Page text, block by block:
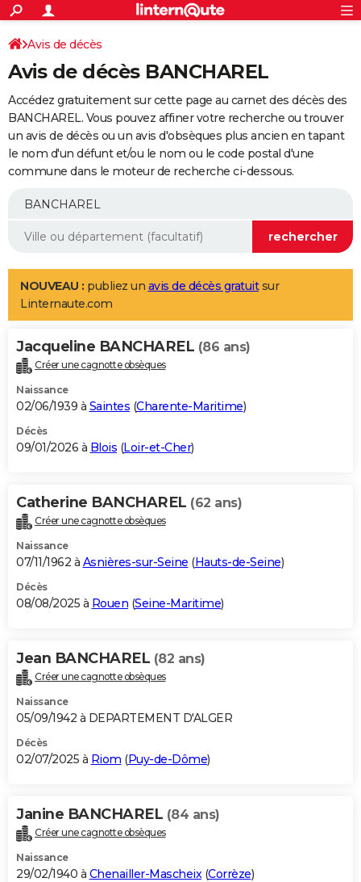
ACTUALITÉS
Politique
Société
Faits Divers
Education
Monde
Villes
+
SPORT
Coupe du monde 2026
Football
Tennis
Cyclisme
Rugby
Forum
Programme TV
TNT
Streaming
Cinéma
Sorties cinéma
Musique
+
FINANCE
Impôts
Immobilier
Risques naturels par ville
Banque
Assurance
Crédit
AUTO
Essais
Réserver un essai
Citadines
Berlines
SUV
Forum auto
+
Mobiles
Meilleur smartphone
Internet
Ordinateurs
Jeux vidéo
Guide high-tech
Aménagement intérieur
LIFESTYLE
Art de vivre
Bien-être
Loisirs
Mode
Modes de vie
Alimentation
Guide de la santé
Maladies
Médicaments
Sommeil
VOYAGE
Destinations
City break
Voyage nature
Voyage de noces
Forum
Climat
+PHOTO
GUIDES D'ACHAT
BONS PLANS
Carte de Noël
Carte Bonne année
Carte Saint-Valentin
Carte Pâques
Carte d'anniversaire
DICTIONNAIRE
Dictionnaire
Biographies
Citations
Expressions
Proverbes
PROGRAMME TV
S'inscrire
Se connecter
Lycées
Collèges
Primaires
Universités
Entreprises
Service militaire
Avis de recherche
AVIS DE DÉCÈS
Bricolage
Lifestyle
Culture
Sport
Auto
Television
Voyage
Cinema
Avis de décès
Avis de décès BANCHAREL
Accédez gratuitement sur cette page au carnet des décès des
BANCHAREL. Vous pouvez affiner votre recherche ou trouver
un avis de décès ou un avis d'obsèques plus ancien en tapant
le nom d'un défunt et/ou le nom ou le code postal d'une
commune dans le moteur de recherche ci-dessous.
NOUVEAU : publiez un avis de décès gratuitsur
Linternaute.com
Jacqueline BANCHAREL (86 ans)
Créer une cagnotte obsèques
Naissance
02/06/1939 à Saintes (Charente-Maritime)
Décès
09/01/2026 à Blois (Loir-et-Cher)
Catherine BANCHAREL (62 ans)
Créer une cagnotte obsèques
Naissance
07/11/1962 à Asnières-sur-Seine (Hauts-de-Seine)
Décès
08/08/2025 à Rouen (Seine-Maritime)
Jean BANCHAREL (82 ans)
Créer une cagnotte obsèques
Naissance
05/09/1942 à DEPARTEMENT D'ALGER
Décès
02/07/2025 à Riom (Puy-de-Dôme)
Janine BANCHAREL (84 ans)
Créer une cagnotte obsèques
Naissance
29/02/1940 à Chenailler-Mascheix (Corrèze)